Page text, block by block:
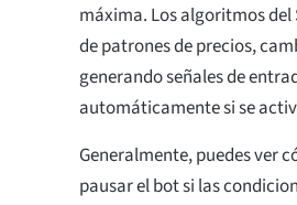
máxima. Los algoritmos del
de patrones de precios,
generando señales de
automáticamente si se
Generalmente, puedes ver
pausar el bot si las